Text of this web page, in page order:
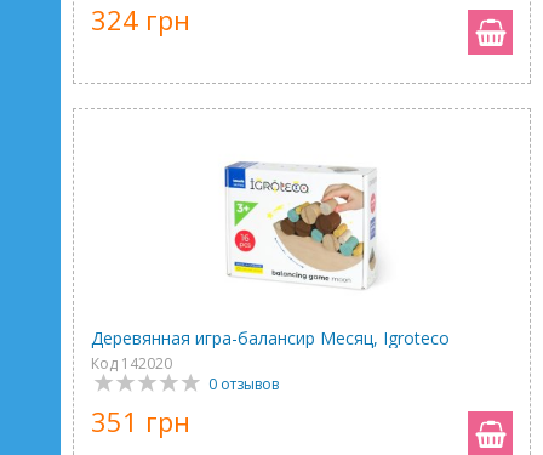
324 грн
Деревянная игра-балансир Месяц, Igroteco
Код 142020
0 отзывов
351 грн